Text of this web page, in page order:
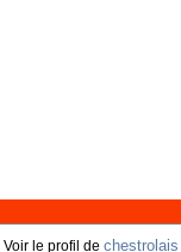
Voir le profil de chestrolais